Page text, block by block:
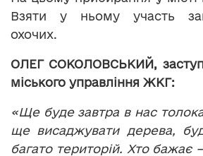
Взяти у ньому участь
охочих.
ОЛЕГ СОКОЛОВСЬКИЙ,
міського управління ЖКГ:
«Ще буде завтра в нас
ще висаджувати дерева,
багато територій. Хто бажає